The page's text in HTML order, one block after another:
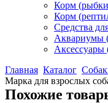
Корм
Корм
Средства
Аквариумы
Аксессуары
Главная Каталог
Марка для взрослых
Похожие